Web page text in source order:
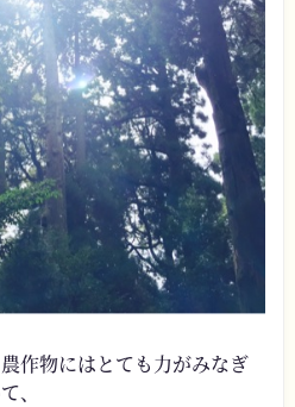
作物にはとても力がみなぎ
、